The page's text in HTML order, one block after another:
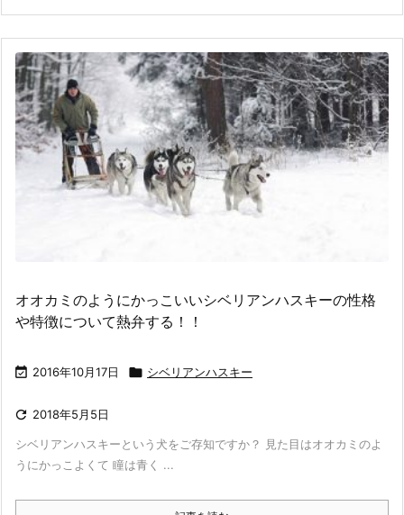
オオカミのようにかっこいいシベリアンハスキーの性格
や特徴について熱弁する！！
 2016年10月17日  シベリアンハスキー
 2018年5月5日
シベリアンハスキーという犬をご存知ですか？ 見た目はオオカミのよ
うにかっこよくて 瞳は青く ...